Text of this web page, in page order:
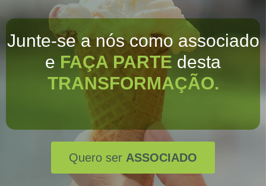
Junte-se a nós como associado
e FAÇA PARTE desta
TRANSFORMAÇÃO.
Quero ser ASSOCIADO